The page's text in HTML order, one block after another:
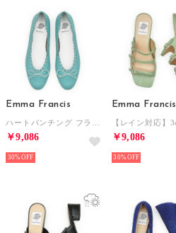
Emma Francis
ハートパンチング フラット バレエシューズ （ブルー スムース）
￥9,086
30%
Emma Francis
￥9,086
30%